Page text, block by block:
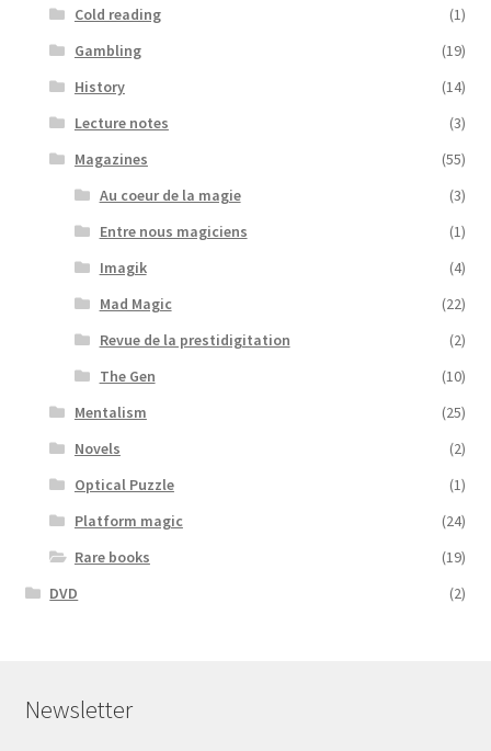
Cold reading
(1)
Gambling
(19)
History
(14)
Lecture notes
(3)
Magazines
(55)
Au coeur de la magie
(3)
Entre nous magiciens
(1)
Imagik
(4)
Mad Magic
(22)
Revue de la prestidigitation
(2)
The Gen
(10)
Mentalism
(25)
Novels
(2)
Optical Puzzle
(1)
Platform magic
(24)
Rare books
(19)
DVD
(2)
Newsletter